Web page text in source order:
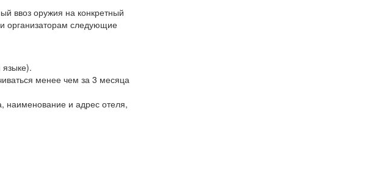
ввоз оружия на конкретный
организаторам следующие
языке).
менее чем за 3 месяца
наименование и адрес отеля,